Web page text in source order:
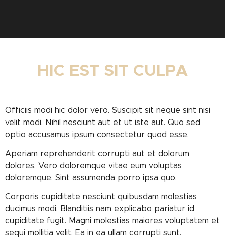
HIC EST SIT CULPA
Officiis modi hic dolor vero. Suscipit sit neque sint nisi
velit modi. Nihil nesciunt aut et ut iste aut. Quo sed
optio accusamus ipsum consectetur quod esse.
Aperiam reprehenderit corrupti aut et dolorum
dolores. Vero doloremque vitae eum voluptas
doloremque. Sint assumenda porro ipsa quo.
Corporis cupiditate nesciunt quibusdam molestias
ducimus modi. Blanditiis nam explicabo pariatur id
cupiditate fugit. Magni molestias maiores voluptatem et
sequi mollitia velit. Ea in ea ullam corrupti sunt.